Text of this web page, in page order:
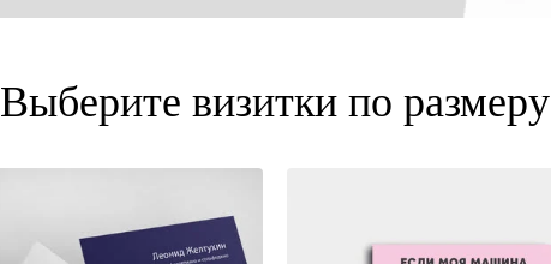
Выберите визитки по размеру